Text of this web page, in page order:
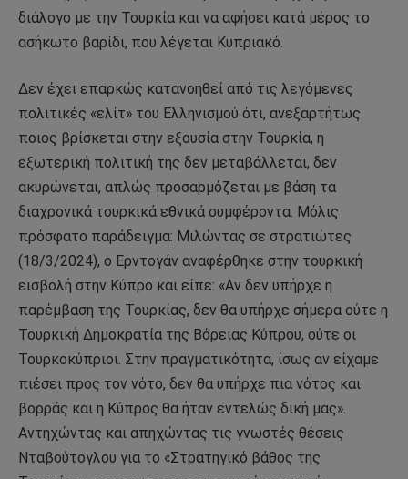
διάλογο με την Τουρκία και να αφήσει κατά μέρος το
ασήκωτο βαρίδι, που λέγεται Κυπριακό.
Δεν έχει επαρκώς κατανοηθεί από τις λεγόμενες
πολιτικές «ελίτ» του Ελληνισμού ότι, ανεξαρτήτως
ποιος βρίσκεται στην εξουσία στην Τουρκία, η
εξωτερική πολιτική της δεν μεταβάλλεται, δεν
ακυρώνεται, απλώς προσαρμόζεται με βάση τα
διαχρονικά τουρκικά εθνικά συμφέροντα. Μόλις
πρόσφατο παράδειγμα: Μιλώντας σε στρατιώτες
(18/3/2024), ο Ερντογάν αναφέρθηκε στην τουρκική
εισβολή στην Κύπρο και είπε: «Αν δεν υπήρχε η
παρέμβαση της Τουρκίας, δεν θα υπήρχε σήμερα ούτε η
Τουρκική Δημοκρατία της Βόρειας Κύπρου, ούτε οι
Τουρκοκύπριοι. Στην πραγματικότητα, ίσως αν είχαμε
πιέσει προς τον νότο, δεν θα υπήρχε πια νότος και
βορράς και η Κύπρος θα ήταν εντελώς δική μας».
Αντηχώντας και απηχώντας τις γνωστές θέσεις
Νταβούτογλου για το «Στρατηγικό βάθος της